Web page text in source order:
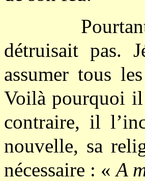
détruisait pas.
assumer tous
Voilà pourquoi il
contraire, il
nouvelle, sa
nécessaire : « A